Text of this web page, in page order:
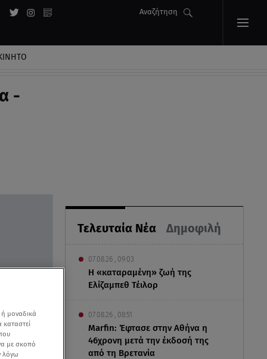
Αναζήτηση
-
Τελευταία Νέα Δημοφιλή
07.08.26 , 09:03
Η «καταραμένη»​​​​​​​ ζωή της
Ελίζαμπεθ Τέιλορ
07.08.26 , 08:51
Marfin: Έφτασε στην Αθήνα η
46χρονη μετά την έκδοσή της
από τη Βρετανία
μοναδικά
με σκοπό
λόγω